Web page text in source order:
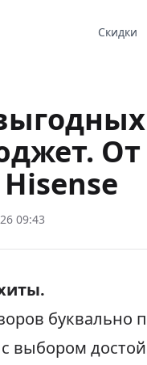
Скидки
От
09:43
буквально
выбором